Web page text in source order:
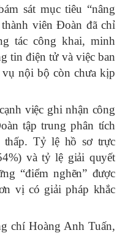
sát mục tiêu “nâng
viên Đoàn đã chỉ
tác công khai, minh
tin điện tử và việc ban
vụ nội bộ còn chưa kịp
việc ghi nhận công
tập trung phân tích
thấp. Tỷ lệ hồ sơ trực
và tỷ lệ giải quyết
“điểm nghẽn” được
vị có giải pháp khắc
chí Hoàng Anh Tuấn,